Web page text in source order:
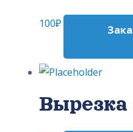
100₽
Вырезка